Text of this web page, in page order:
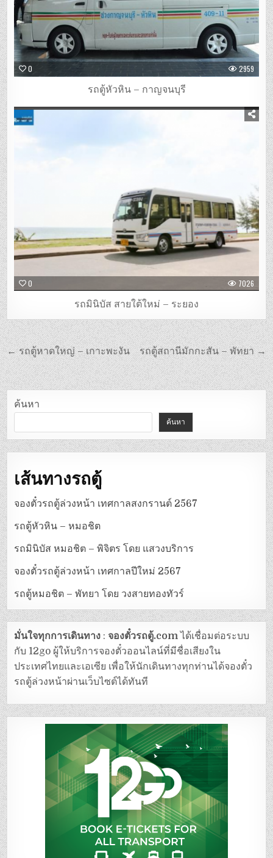
0 2959
รถตู้หัวหิน – กาญจนบุรี
0 7026
รถมินิบัส สายใต้ใหม่ – ระยอง
แนะแนว
เรื่อง
รถตู้สถานีมักกะสัน – พัทยา →
← รถตู้หาดใหญ่ – เกาะพะงัน
ค้นหา
ค้นหา
เส้นทางรถตู้
จองตั๋วรถตู้ล่วงหน้า เทศกาลสงกรานต์ 2567
รถตู้หัวหิน – หมอชิต
รถมินิบัส หมอชิต – พิจิตร โดย แสวงบริการ
จองตั๋วรถตู้ล่วงหน้า เทศกาลปีใหม่ 2567
รถตู้หมอชิต – พัทยา โดย วงสายทองทัวร์
มั่นใจทุกการเดินทาง :จองตั๋วรถตู้.comได้เชื่อมต่อระบบ
กับ 12go ผู้ให้บริการจองตั๋วออนไลน์ที่มีชื่อเสียงใน
ประเทศไทยและเอเซีย เพื่อให้นักเดินทางทุกท่านได้จองตั๋ว
รถตู้ล่วงหน้าผ่านเว็บไซต์ได้ทันที